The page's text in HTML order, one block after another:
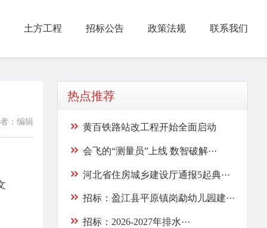
土方工程 招标公告 政策法规 联系我们
：编辑
热点推荐
黄百铁路站改工程开始全面启动
会飞的“测量员”上线 数智破解···
河北省住房城乡建设厅通报5起典···
招标：盈江县平原镇岗勐幼儿园建···
招标：2026-2027年排水···